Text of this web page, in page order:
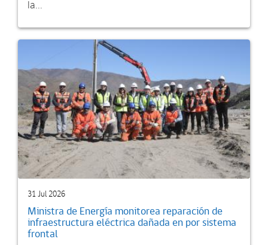
la...
31 Jul 2026
Ministra de Energía monitorea reparación de
infraestructura eléctrica dañada en por sistema
frontal